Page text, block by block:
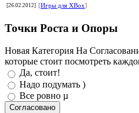
[26.02.2012] [Игры для XBox]
Точки Роста и Опоры
Новая Категория На
которые стоит посмотреть
Да, стоит!
Надо подумать )
Все ровно µ